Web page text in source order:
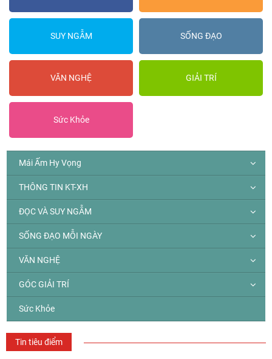
SUY NGẪM SỐNG ĐẠO
VĂN NGHỆ GIẢI TRÍ
Sức Khỏe
Mái Ấm Hy Vọng
THÔNG TIN KT-XH
ĐỌC VÀ SUY NGẪM
SỐNG ĐẠO MỖI NGÀY
VĂN NGHỆ
GÓC GIẢI TRÍ
Sức Khỏe
Tin tiêu điểm